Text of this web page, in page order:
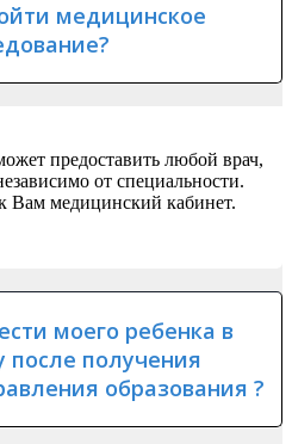
медицинское
предоставить любой врач,
от специальности.
Вам медицинский кабинет.
моего ребенка в
после получения
образования ?